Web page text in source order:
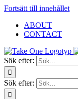
Fortsätt till innehållet
ABOUT
CONTACT
Sök efter:
Sök efter: